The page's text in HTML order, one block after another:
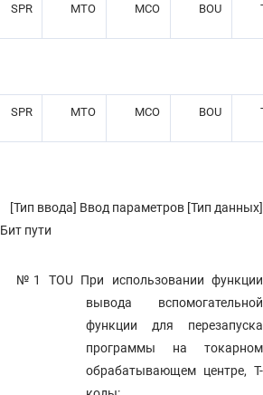
SPR MTO MCO BOU
SPR MTO MCO BOU
[Тип ввода] Ввод параметров [Тип данных]
Бит пути
№1 TOU При использовании функции
вывода вспомогательной
функции для перезапуска
программы на токарном
обрабатывающем центре, T-